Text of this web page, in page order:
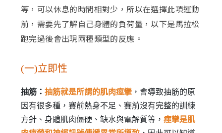
等，可以休息的時間相對少，所以在選擇此項運動
前，需要先了解自己身體的負荷量，以下是馬拉松
跑完過後會出現兩種類型的反應。
(一)立即性
抽筋： 抽筋就是所謂的肌肉痙攣 ，會導致抽筋的原
因有很多種，賽前熱身不足、賽前沒有完整的訓練
方針、身體肌肉僵硬、缺水與電解質等， 痙攣是肌